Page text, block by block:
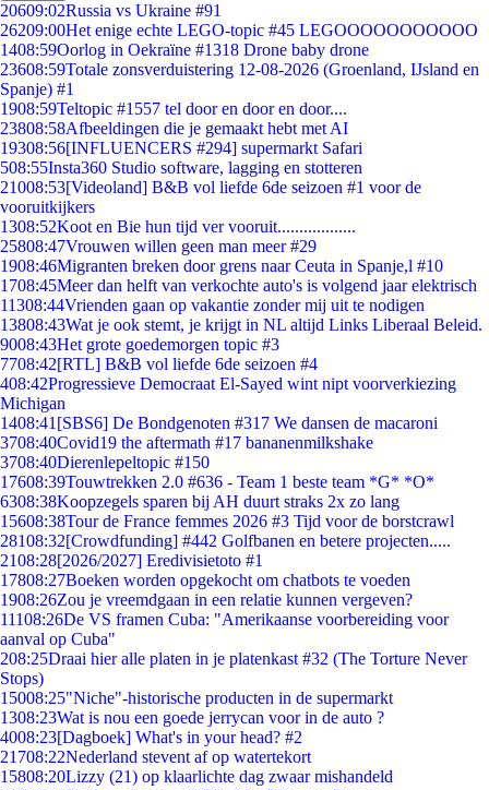
20609:02Russia vs Ukraine #91
26209:00Het enige echte LEGO-topic #45 LEGOOOOOOOOOOO
1408:59Oorlog in Oekraïne #1318 Drone baby drone
23608:59Totale zonsverduistering 12-08-2026 (Groenland, IJsland en
Spanje) #1
1908:59Teltopic #1557 tel door en door en door....
23808:58Afbeeldingen die je gemaakt hebt met AI
19308:56[INFLUENCERS #294] supermarkt Safari
508:55Insta360 Studio software, lagging en stotteren
21008:53[Videoland] B&B vol liefde 6de seizoen #1 voor de
vooruitkijkers
1308:52Koot en Bie hun tijd ver vooruit..................
25808:47Vrouwen willen geen man meer #29
1908:46Migranten breken door grens naar Ceuta in Spanje,l #10
1708:45Meer dan helft van verkochte auto's is volgend jaar elektrisch
11308:44Vrienden gaan op vakantie zonder mij uit te nodigen
13808:43Wat je ook stemt, je krijgt in NL altijd Links Liberaal Beleid.
9008:43Het grote goedemorgen topic #3
7708:42[RTL] B&B vol liefde 6de seizoen #4
408:42Progressieve Democraat El-Sayed wint nipt voorverkiezing
Michigan
1408:41 [SBS6] De Bondgenoten #317 We dansen de macaroni
3708:40Covid19 the aftermath #17 bananenmilkshake
3708:40Dierenlepeltopic #150
17608:39Touwtrekken 2.0 #636 - Team 1 beste team *G* *O*
6308:38Koopzegels sparen bij AH duurt straks 2x zo lang
15608:38Tour de France femmes 2026 #3 Tijd voor de borstcrawl
28108:32[Crowdfunding] #442 Golfbanen en betere projecten.....
2108:28[2026/2027] Eredivisietoto #1
17808:27Boeken worden opgekocht om chatbots te voeden
1908:26Zou je vreemdgaan in een relatie kunnen vergeven?
11108:26De VS framen Cuba: "Amerikaanse voorbereiding voor
aanval op Cuba"
208:25Draai hier alle platen in je platenkast #32 (The Torture Never
Stops)
15008:25"Niche"-historische producten in de supermarkt
1308:23Wat is nou een goede jerrycan voor in de auto ?
4008:23[Dagboek] What's in your head? #2
21708:22Nederland stevent af op watertekort
15808:20Lizzy (21) op klaarlichte dag zwaar mishandeld